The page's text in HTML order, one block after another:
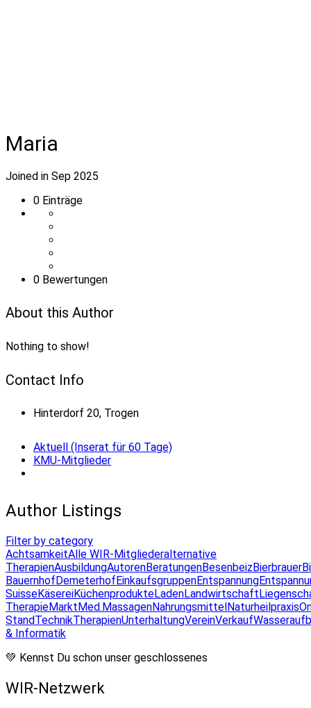
Maria
Joined in Sep 2025
0 Einträge
0 Bewertungen
About this Author
Nothing to show!
Contact Info
Hinterdorf 20, Trogen
Aktuell (Inserat für 60 Tage)
KMU-Mitglieder
Author Listings
Filter by category
AchtsamkeitAlle WIR-Mitgliederalternative
TherapienAusbildungAutorenBeratungenBesenbeizBierbrauer
BauernhofDemeterhofEinkaufsgruppenEntspannung
SuisseKäsereiKüchenprodukteLadenLandwirtschaft
TherapieMarktMed.MassagenNahrungsmittelNaturheilpraxis
StandTechnikTherapienUnterhaltungVereinVerkauf
& Informatik
💚 Kennst Du schon unser geschlossenes
WIR-Netzwerk